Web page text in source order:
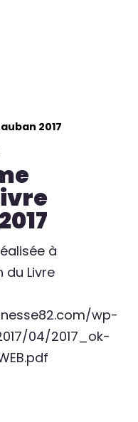
2017
à
du Livre
wp-
04/2017_ok-